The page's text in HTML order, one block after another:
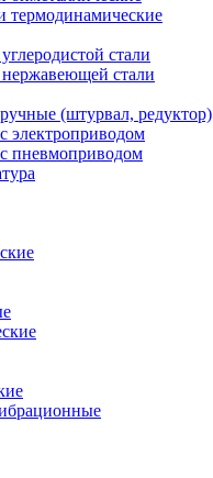
термодинамические
стали
стали
(штурвал, редуктор)
электроприводом
пневмоприводом